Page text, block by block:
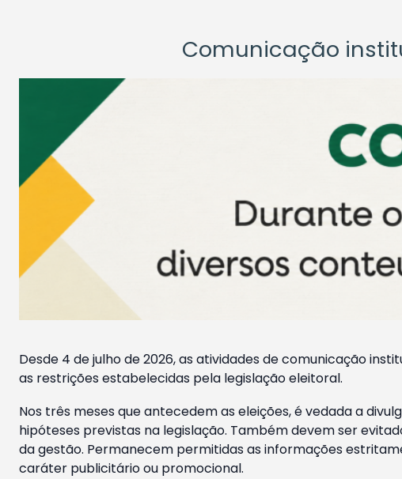
Comunicação
Desde 4 de julho de 2026, as atividades de comunicação
as restrições estabelecidas pela legislação eleitoral.
Nos três meses que antecedem as eleições, é vedada a
hipóteses previstas na legislação. Também devem ser
da gestão. Permanecem permitidas as informações
caráter publicitário ou promocional.